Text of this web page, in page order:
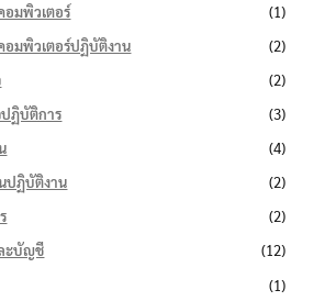
อมพิวเตอร์
(1)
อมพิวเตอร์ปฏิบัติงาน
(2)
(2)
ปฏิบัติการ
(3)
(4)
ปฏิบัติงาน
(2)
(2)
ละบัญชี
(12)
(1)